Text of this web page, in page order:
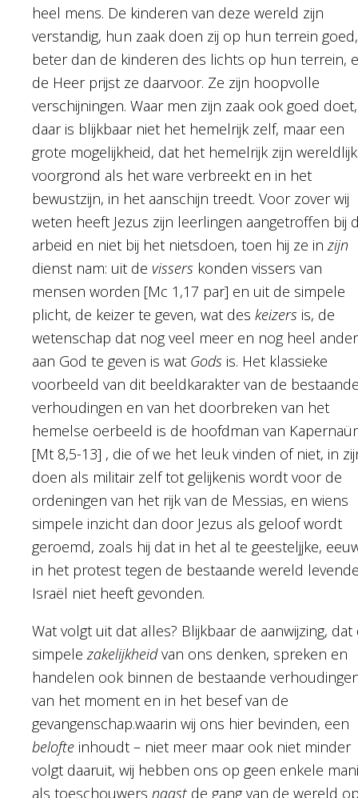
heel mens. De kinderen van deze wereld zijn
verstandig, hun zaak doen zij op hun terrein goed,
beter dan de kinderen des lichts op hun terrein,
de Heer prijst ze daarvoor. Ze zijn hoopvolle
verschijningen. Waar men zijn zaak ook goed doet,
daar is blijkbaar niet het hemelrijk zelf, maar een
grote mogelijkheid, dat het hemelrijk zijn
voorgrond als het ware verbreekt en in het
bewustzijn, in het aanschijn treedt. Voor zover wij
weten heeft Jezus zijn leerlingen aangetroffen bij
arbeid en niet bij het nietsdoen, toen hij ze inzijn
dienst nam: uit de vissers konden vissers van
mensen worden [Mc 1,17 par] en uit de simpele
plicht, de keizer te geven, wat des keizers is, de
wetenschap dat nog veel meer en nog heel
aan God te geven is wat Gods is. Het klassieke
voorbeeld van dit beeldkarakter van de
verhoudingen en van het doorbreken van het
hemelse oerbeeld is de hoofdman van
[Mt 8,5-13] , die of we het leuk vinden of niet, in
doen als militair zelf tot gelijkenis wordt voor de
ordeningen van het rijk van de Messias, en wiens
simpele inzicht dan door Jezus als geloof wordt
geroemd, zoals hij dat in het al te geesteljjke,
in het protest tegen de bestaande wereld
Israël niet heeft gevonden.
Wat volgt uit dat alles? Blijkbaar de aanwijzing, dat
simpelezakelijkheidvan ons denken, spreken en
handelen ook binnen de bestaande
van het moment en in het besef van de
gevangenschap.waarin wij ons hier bevinden, een
belofte inhoudt – niet meer maar ook niet minder
volgt daaruit, wij hebben ons op geen enkele
als toeschouwers naast de gang van de wereld